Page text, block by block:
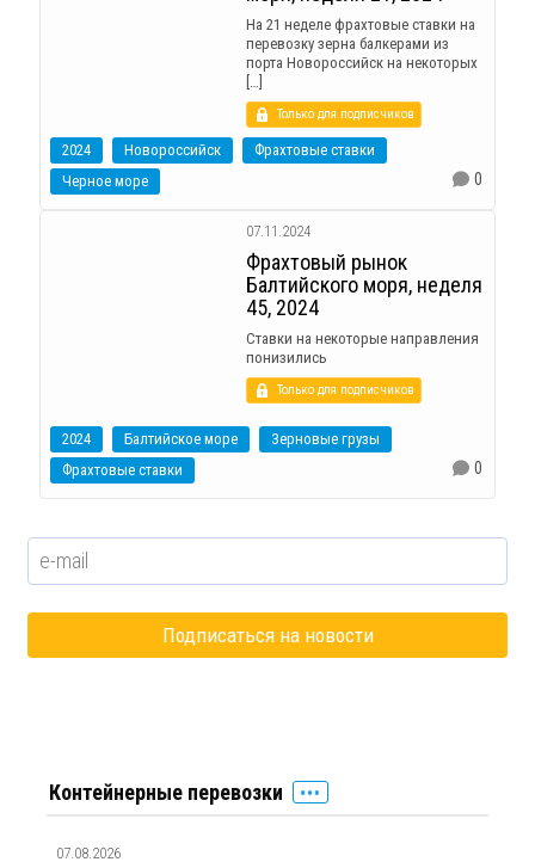
На 21 неделе фрахтовые ставки на
перевозку зерна балкерами из
порта Новороссийск на некоторых
[…]
Только для подписчиков
2024 Новороссийск
Фрахтовые ставки
Черное море
0
07.11.2024
Фрахтовый рынок
Балтийского моря, неделя
45, 2024
Ставки на некоторые направления
понизились
Только для подписчиков
2024 Балтийское море
Зерновые грузы
Фрахтовые ставки
0
Контейнерные перевозки
07.08.2026